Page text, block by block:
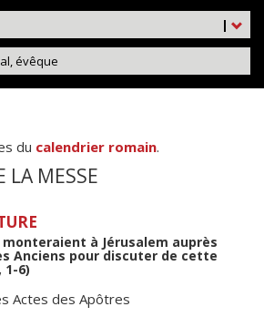
|
évêque
du calendrier romain.
LA MESSE
monteraient à Jérusalem auprès
Anciens pour discuter de cette
1-6)
Actes des Apôtres